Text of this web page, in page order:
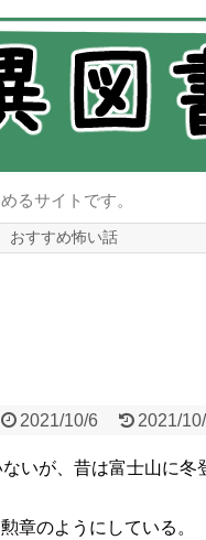
るサイトです。
おすすめ怖い話
2021/10/6 2021/
いが、昔は富士山に冬
章のようにしている。